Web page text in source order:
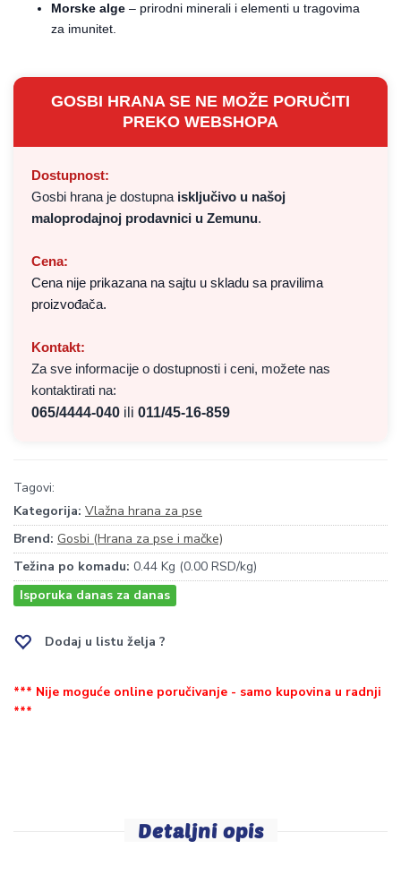
Morske alge – prirodni minerali i elementi u tragovima
za imunitet.
GOSBI HRANA SE NE MOŽE PORUČITI
PREKO WEBSHOPA
Dostupnost:
Gosbi hrana je dostupna isključivo u našoj
maloprodajnoj prodavnici u Zemunu.
Cena:
Cena nije prikazana na sajtu u skladu sa pravilima
proizvođača.
Kontakt:
Za sve informacije o dostupnosti i ceni, možete nas
kontaktirati na:
065/4444-040 ili 011/45-16-859
Tagovi:
Kategorija: Vlažna hrana za pse
Brend: Gosbi (Hrana za pse i mačke)
Težina po komadu: 0.44 Kg (0.00 RSD/kg)
Isporuka danas za danas
Dodaj u listu želja ?
*** Nije moguće online poručivanje - samo kupovina u radnji
***
Detaljni opis